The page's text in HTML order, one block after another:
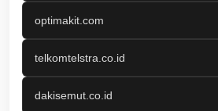
optimakit.com
telkomtelstra.co.id
dakisemut.co.id